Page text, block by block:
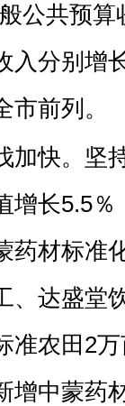
公共预算
入分别增
前列。
快。坚
增长5.5
药材标准
、达盛堂
准农田2
增中蒙药